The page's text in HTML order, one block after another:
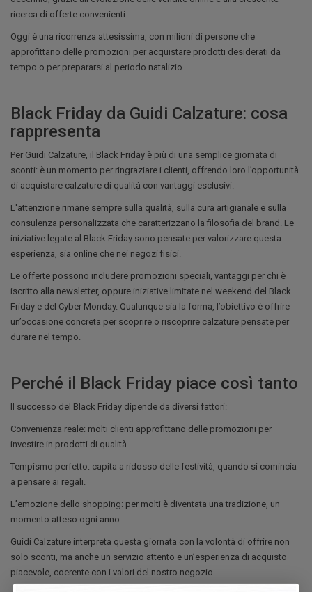
ricerca di offerte convenienti.
Oggi è una ricorrenza attesissima, con milioni di persone che
approfittano delle promozioni per acquistare prodotti desiderati da
tempo o per prepararsi al periodo natalizio.
Black Friday da Guidi Calzature: cosa
rappresenta
Per Guidi Calzature, il Black Friday è più di una semplice giornata di
sconti: è un momento per ringraziare i clienti, offrendo loro l’opportunità
di acquistare calzature di qualità con vantaggi esclusivi.
L'attenzione rimane sempre sulla qualità, sulla cura artigianale e sulla
consulenza personalizzata che caratterizzano la filosofia del brand. Le
iniziative legate al Black Friday sono pensate per valorizzare questa
esperienza, sia online che nei negozi fisici.
Le offerte possono includere promozioni speciali, vantaggi per chi è
iscritto alla newsletter, oppure iniziative limitate nel weekend del Black
Friday e del Cyber Monday. Qualunque sia la forma, l’obiettivo è offrire
un’occasione concreta per scoprire o riscoprire calzature pensate per
durare nel tempo.
Perché il Black Friday piace così tanto
Il successo del Black Friday dipende da diversi fattori:
Convenienza reale: molti clienti approfittano delle promozioni per
investire in prodotti di qualità.
Tempismo perfetto: capita a ridosso delle festività, quando si comincia
a pensare ai regali.
L’emozione dello shopping: per molti è diventata una tradizione, un
momento atteso ogni anno.
Guidi Calzature interpreta questa giornata con la volontà di offrire non
solo sconti, ma anche un servizio attento e un’esperienza di acquisto
piacevole, coerente con i valori del nostro negozio.